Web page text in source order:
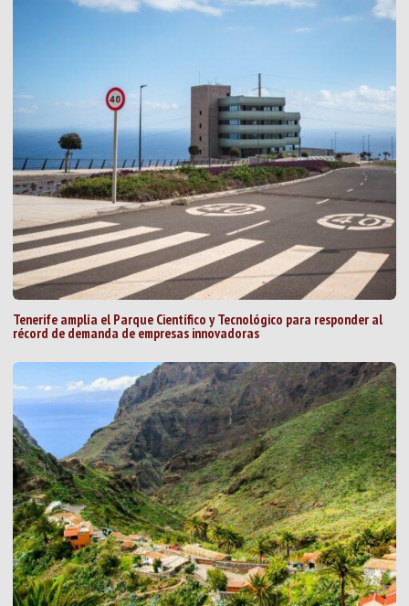
Tenerife amplía el Parque Científico y Tecnológico para responder al
récord de demanda de empresas innovadoras